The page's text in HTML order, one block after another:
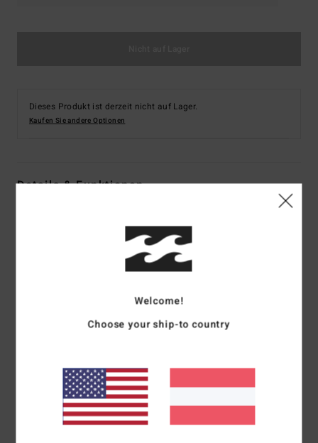
Dieses Produkt ist derzeit nicht auf Lager.
Kaufen Sie andere Optionen
Details & Funktionen
Farbcodekta0
Core-Kollektion
Baumwollstoff
Ärmel:kurzärmlig
Branding:Grafikdruck auf der Vorderseite
Zusammensetzung[Hauptstoff] 100 % Baumwolle
Welcome!
Choose your ship-to country